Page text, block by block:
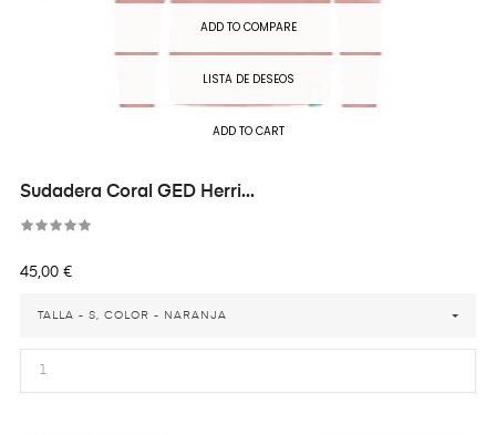
ADD TO COMPARE
LISTA DE DESEOS
ADD TO CART
Sudadera Coral GED Herri...
Precio
45,00 €
TALLA - S, COLOR - NARANJA